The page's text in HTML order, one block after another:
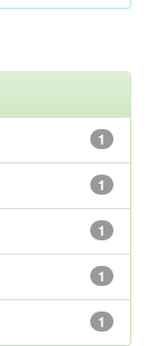
1
1
1
1
1